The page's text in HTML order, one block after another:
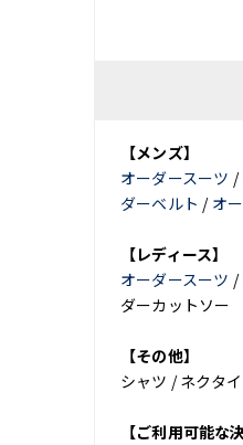
【メンズ】
オーダースーツ /
ダーベルト / オ
【レディース】
オーダースーツ /
ダーカットソー
【その他】
シャツ / ネクタ
【ご利用可能な